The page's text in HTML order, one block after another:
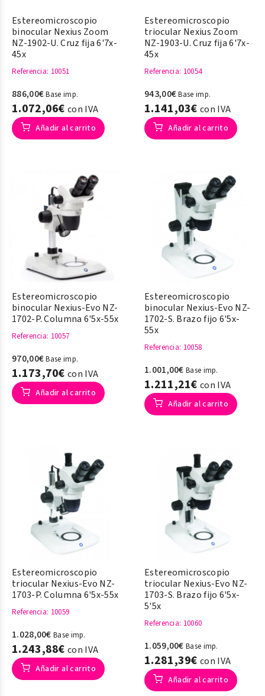
Estereomicroscopio
binocular Nexius Zoom
NZ-1902-U. Cruz fija 6'7x-
45x
Referencia: 10051
886,00€Base imp.
1.072,06€ con IVA
Añadir al carrito
Estereomicroscopio
triocular Nexius Zoom
NZ-1903-U. Cruz fija 6'7x-
45x
Referencia: 10054
943,00€Base imp.
1.141,03€ con IVA
Añadir al carrito
Estereomicroscopio
binocular Nexius-Evo NZ-
1702-P. Columna 6'5x-55x
Referencia: 10057
970,00€Base imp.
1.173,70€ con IVA
Añadir al carrito
Estereomicroscopio
binocular Nexius-Evo NZ-
1702-S. Brazo fijo 6'5x-
55x
Referencia: 10058
1.001,00€ Base imp.
1.211,21€ con IVA
Añadir al carrito
Estereomicroscopio
triocular Nexius-Evo NZ-
1703-P. Columna 6'5x-55x
Referencia: 10059
1.028,00€ Base imp.
1.243,88€ con IVA
Añadir al carrito
Estereomicroscopio
triocular Nexius-Evo NZ-
1703-S. Brazo fijo 6'5x-
5'5x
Referencia: 10060
1.059,00€ Base imp.
1.281,39€ con IVA
Añadir al carrito